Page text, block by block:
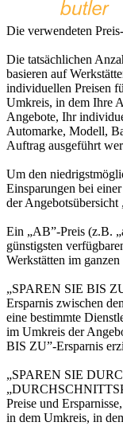
Die verwendeten
Die tatsächlichen
basieren auf
individuellen Preisen
Umkreis, in dem Ihre
Angebote, Ihr
Automarke, Modell,
Auftrag ausgeführt
Um den
Einsparungen bei
der Angebotsübersicht
Ein „AB”-Preis (z.B.
günstigsten
Werkstätten im
„SPAREN SIE BIS
Ersparnis zwischen
eine bestimmte
im Umkreis der
BIS ZU”-Ersparnis
„SPAREN SIE
Preise und
in dem Umkreis, in